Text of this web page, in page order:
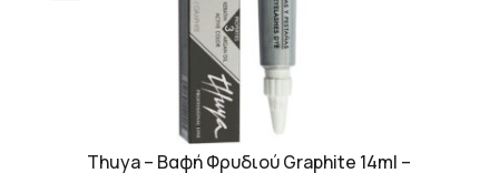
Thuya – Βαφή Φρυδιού Graphite 14ml –